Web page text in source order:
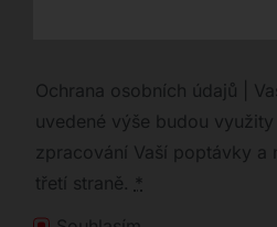
Ochrana osobních údajů |
uvedené výše budou
zpracování Vaší poptávky a
třetí straně. *